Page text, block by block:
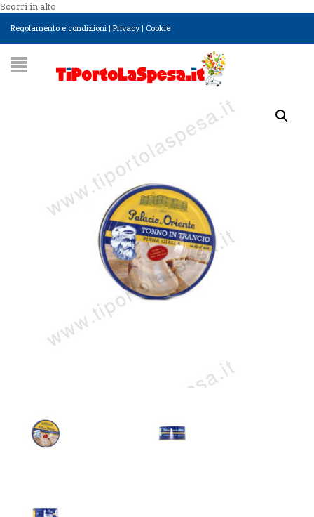
Scorri in alto
Regolamento e condizioni | Privacy| Cookie